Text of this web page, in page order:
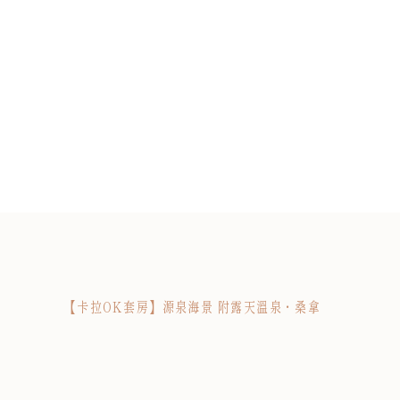
【卡拉OK套房】源泉海景 附露天溫泉・桑拿